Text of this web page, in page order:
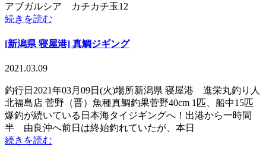
アブガルシア カチカチ玉12
続きを読む
[新潟県 寝屋港] 真鯛ジギング
2021.03.09
釣行日2021年03月09日(火)場所新潟県 寝屋港 進栄丸釣り人
北福島店 菅野（晋）魚種真鯛釣果菅野40cm 1匹、船中15匹
爆釣が続いている日本海タイジギングへ！出港から一時間
半 由良沖へ前日は終始釣れていたが、本日
続きを読む